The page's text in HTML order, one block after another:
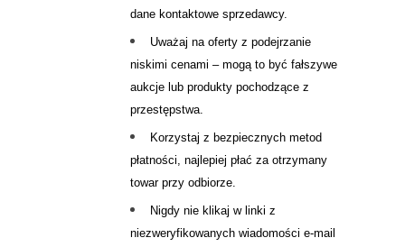
dane kontaktowe sprzedawcy.
Uważaj na oferty z podejrzanie
niskimi cenami – mogą to być fałszywe
aukcje lub produkty pochodzące z
przestępstwa.
Korzystaj z bezpiecznych metod
płatności, najlepiej płać za otrzymany
towar przy odbiorze.
Nigdy nie klikaj w linki z
niezweryfikowanych wiadomości e-mail